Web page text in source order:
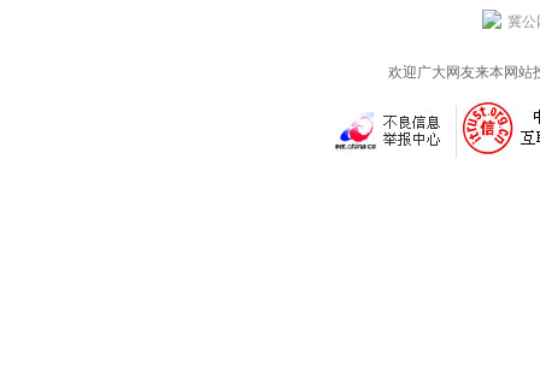
冀公
欢迎广大网友来本网站